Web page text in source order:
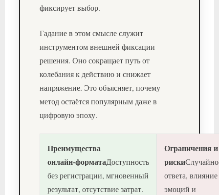
фиксирует выбор.
Гадание в этом смысле служит
инструментом внешней фиксации
решения. Оно сокращает путь от
колебания к действию и снижает
напряжение. Это объясняет, почему
метод остаётся популярным даже в
цифровую эпоху.
Преимущества
онлайн‑форматаДоступность
без регистрации, мгновенный
результат, отсутствие затрат.
Ограничения и
риски
ответа, влияние
эмоций и